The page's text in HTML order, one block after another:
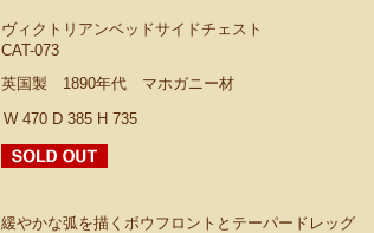
ヴィクトリアンベッドサイドチェスト
CAT-073
英国製 1890年代 マホガニー材
W 470 D 385 H 735
緩やかな弧を描くボウフロントとテーパードレッグ